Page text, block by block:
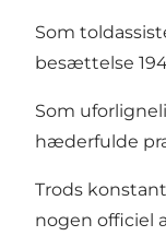
Som
besættelse
Som
hæderfulde
Trods
nogen officiel